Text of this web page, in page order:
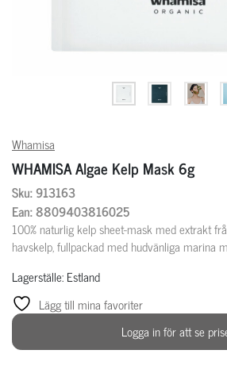
Whamisa
WHAMISA Algae Kelp Mask 6g
Sku: 913163
Ean: 8809403816025
100% naturlig kelp sheet-mask med extrakt
havskelp, fullpackad med hudvänliga marina
Lagerställe: Estland
Lägg till mina favoriter
Logga in för att se